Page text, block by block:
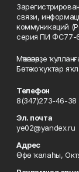
связи,
коммуникаций
серия ПИ ФС77-
Мәҡәләләрҙе
Бөтә хоҡуҡтар
Телефон
8(347)273-46-38
Эл. почта
ye02@yandex.ru
Адрес
Өфө ҡалаһы,